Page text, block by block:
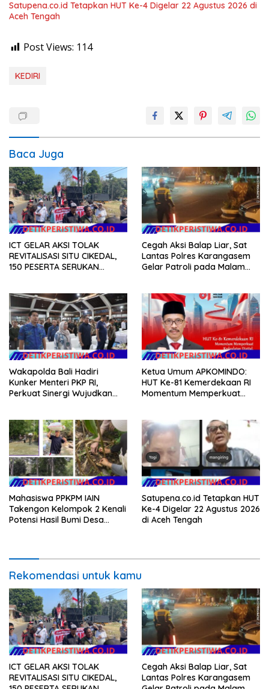
Satupena.co.id Tetapkan HUT Ke-4 Digelar 22 Agustus 2026 di
Aceh Tengah
Post Views: 114
KEDIRI
Baca Juga
ICT GELAR AKSI TOLAK
REVITALISASI SITU CIKEDAL,
150 PESERTA SERUKAN
Cegah Aksi Balap Liar, Sat
Lantas Polres Karangasem
Gelar Patroli pada Malam
Wakapolda Bali Hadiri
Kunker Menteri PKP RI,
Perkuat Sinergi Wujudkan
Ketua Umum APKOMINDO:
HUT Ke-81 Kemerdekaan RI
Momentum Memperkuat
Hukum Menuju Indonesia
Emas 2045
Mahasiswa PPKPM IAIN
Takengon Kelompok 2 Kenali
Potensi Hasil Bumi Desa
Satupena.co.id Tetapkan HUT
Ke-4 Digelar 22 Agustus 2026
di Aceh Tengah
Rekomendasi untuk kamu
ICT GELAR AKSI TOLAK
REVITALISASI SITU CIKEDAL,
Cegah Aksi Balap Liar, Sat
Lantas Polres Karangasem